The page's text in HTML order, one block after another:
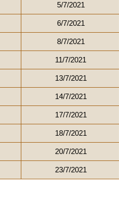
5/7/2021
6/7/2021
8/7/2021
11/7/2021
13/7/2021
14/7/2021
17/7/2021
18/7/2021
20/7/2021
23/7/2021